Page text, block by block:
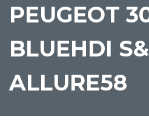
PEUGEOT
BLUEHDI
ALLURE58